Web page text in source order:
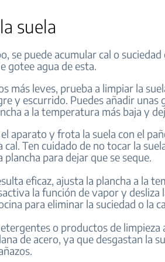
suela
se puede acumular cal o
gotee agua de esta.
más leves, prueba a limpiar la
y escurrido. Puedes añadir unas
a la temperatura más baja y
aparato y frota la suela con el
cal.Ten cuidado de no tocar la
plancha para dejar que se seque.
eficaz, ajusta la plancha a la
la función de vapor y
para eliminar la suciedad o la
o productos de
de acero, ya que desgastan la